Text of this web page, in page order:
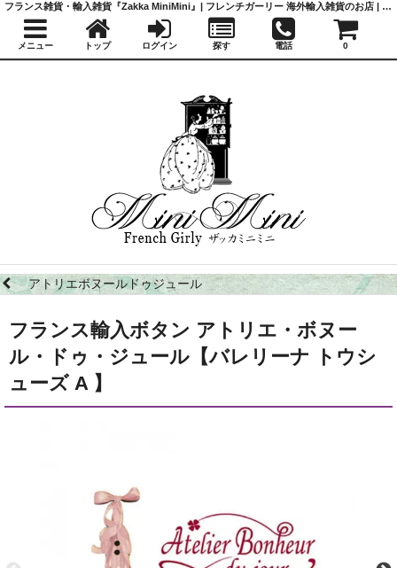
アトリエボヌールドゥジュール
フランス輸入ボタン アトリエ・ボヌー
ル・ドゥ・ジュール【バレリーナ トウシ
ューズ A 】
フランス雑貨・輸入雑貨『Zakka MiniMini』| フレンチガーリー 海外輸入雑貨のお店 | かわいい雑貨 | 蚤の市 | アンティーク
メニュー トップ ログイン 探す 電話 0